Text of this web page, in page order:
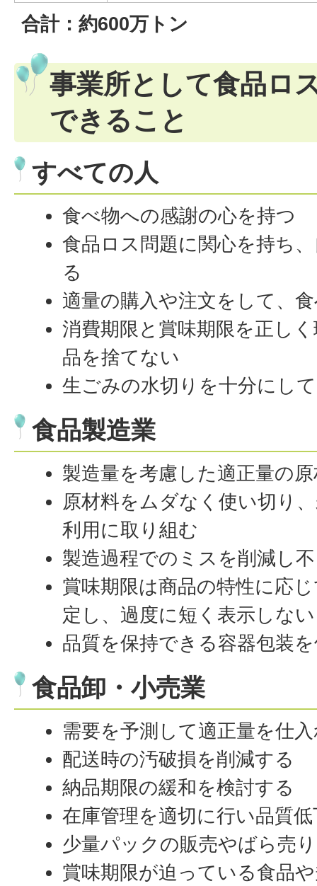
合計：約600万トン
事業所として食品ロ
できること
すべての人
食べ物への感謝の心を持つ
食品ロス問題に関心を持ち
る
適量の購入や注文をして、
消費期限と賞味期限を正し
品を捨てない
生ごみの水切りを十分にし
食品製造業
製造量を考慮した適正量の
原材料をムダなく使い切り
利用に取り組む
製造過程でのミスを削減し
賞味期限は商品の特性に応
定し、過度に短く表示しない
品質を保持できる容器包装
食品卸・小売業
需要を予測して適正量を仕
配送時の汚破損を削減する
納品期限の緩和を検討する
在庫管理を適切に行い品質
少量パックの販売やばら売
賞味期限が迫っている食品